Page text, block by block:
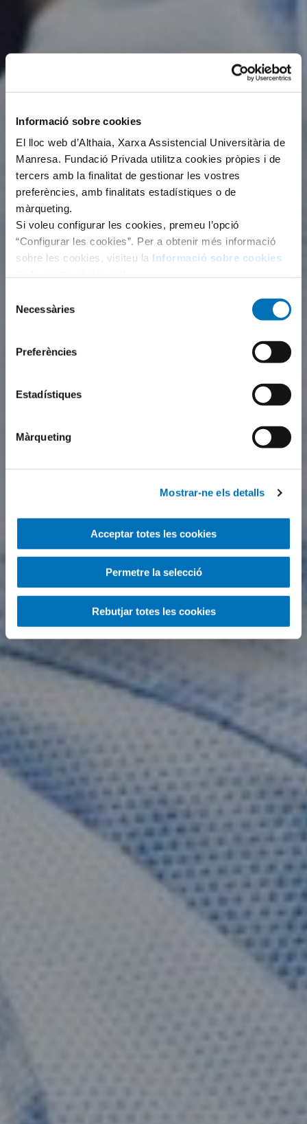
Informació sobre cookies
El lloc web d’Althaia, Xarxa Assistencial Universitària de
Manresa. Fundació Privada utilitza cookies pròpies i de
tercers amb la finalitat de gestionar les vostres
preferències, amb finalitats estadístiques o de
màrqueting.
Si voleu configurar les cookies, premeu l’opció
“Configurar les cookies”. Per a obtenir més informació
sobre les cookies, visiteu la Informació sobre cookies
Necessàries
Preferències
Estadístiques
Màrqueting
Mostrar-ne els detalls
Acceptar totes les cookies
Permetre la selecció
Rebutjar totes les cookies